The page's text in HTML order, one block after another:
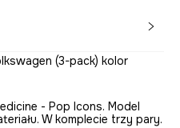
(3-pack) kolor
- Pop Icons. Model
W komplecie trzy pary.